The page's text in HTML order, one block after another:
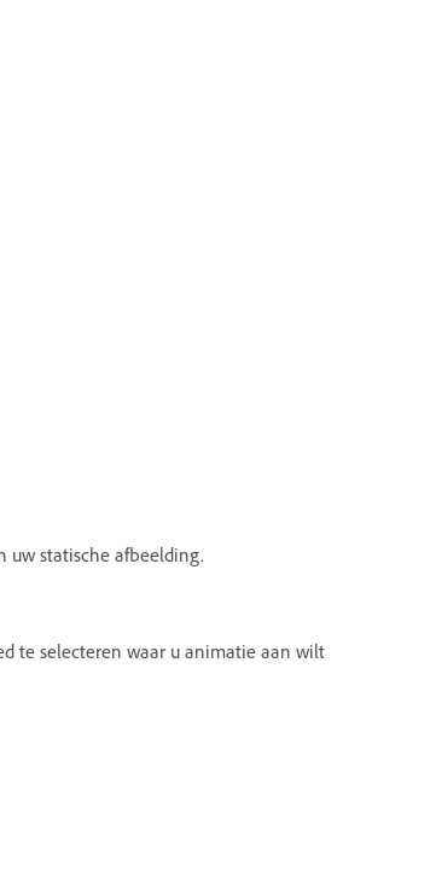
uw statische afbeelding.
te selecteren waar u animatie aan wilt